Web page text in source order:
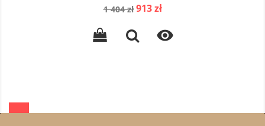
Cena
1 404 zł Cena
913 zł
